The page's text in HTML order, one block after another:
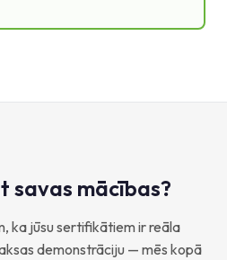
savas mācības?
ka jūsu sertifikātiem ir reāla
demonstrāciju — mēs kopā